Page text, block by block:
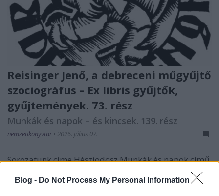
Blog - Do Not Process My Personal Information
Reisinger Jenő, a debreceni műgyűjtő
szociográfus – Ex libris gyűjtők,
gyűjtemények. 73. rész
Munkák és napok – és kincsek. 139. rész
nemzetikonyvtar • 2026. július 07.
Sorozatunk címe Hésziodosz Munkák és napok című
művére utal. Az ókori szerző a földműves kitartó,
gondos munkáját jelenítette meg. Könyvtárunk